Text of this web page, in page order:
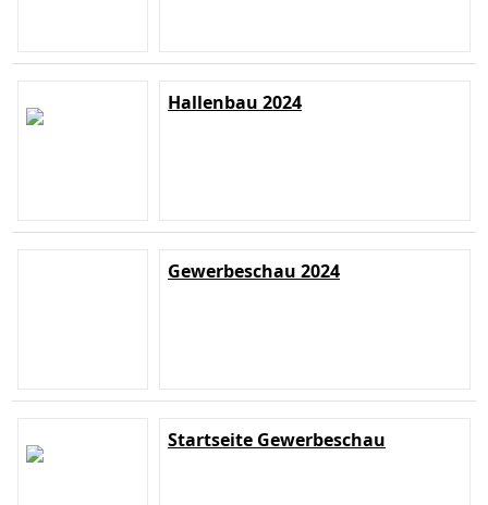
Hallenbau 2024
Gewerbeschau 2024
Startseite Gewerbeschau